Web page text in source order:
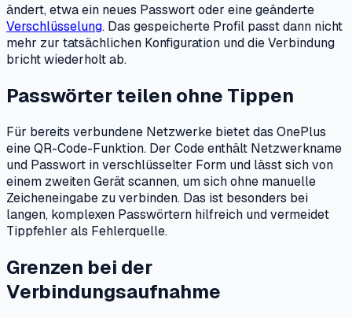
ändert, etwa ein neues Passwort oder eine geänderte
Verschlüsselung. Das gespeicherte Profil passt dann nicht
mehr zur tatsächlichen Konfiguration und die Verbindung
bricht wiederholt ab.
Passwörter teilen ohne Tippen
Für bereits verbundene Netzwerke bietet das OnePlus
eine QR-Code-Funktion. Der Code enthält Netzwerkname
und Passwort in verschlüsselter Form und lässt sich von
einem zweiten Gerät scannen, um sich ohne manuelle
Zeicheneingabe zu verbinden. Das ist besonders bei
langen, komplexen Passwörtern hilfreich und vermeidet
Tippfehler als Fehlerquelle.
Grenzen bei der
Verbindungsaufnahme